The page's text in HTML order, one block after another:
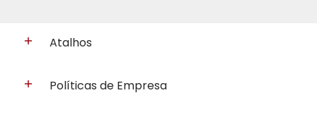
Atalhos
Políticas de Empresa